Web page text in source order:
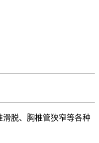
脱、胸椎管狭窄等各种